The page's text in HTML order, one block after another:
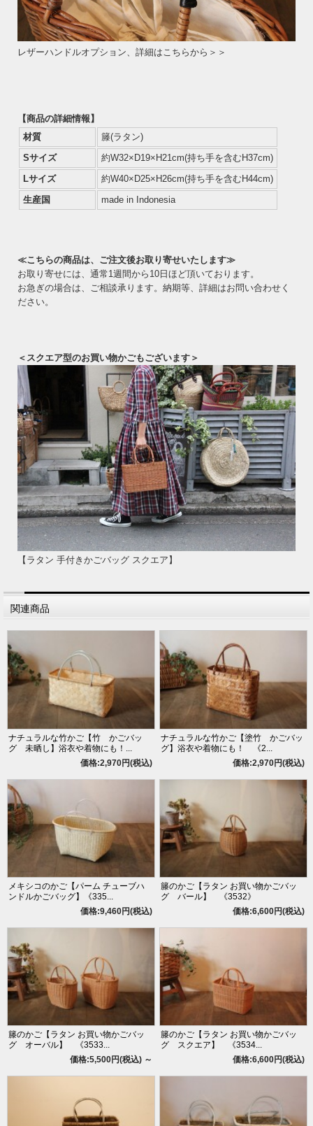
レザーハンドルオプション、詳細はこちらから＞＞
【商品の詳細情報】
材質
籐(ラタン)
Sサイズ
約W32×D19×H21cm(持ち手を含むH37cm)
Lサイズ
約W40×D25×H26cm(持ち手を含むH44cm)
生産国
made in Indonesia
≪こちらの商品は、ご注文後お取り寄せいたします≫
お取り寄せには、通常1週間から10日ほど頂いております。
お急ぎの場合は、ご相談承ります。納期等、詳細はお問い合わせく
ださい。
＜スクエア型のお買い物かごもございます＞
【ラタン 手付きかごバッグ スクエア】
関連商品
ナチュラルな竹かご【竹 かごバッ
グ 未晒し】浴衣や着物にも！...
価格:2,970円(税込)
ナチュラルな竹かご【塗竹 かごバッ
グ】浴衣や着物にも！ 《2...
価格:2,970円(税込)
メキシコのかご【パーム チューブハ
ンドルかごバッグ】《335...
価格:9,460円(税込)
籐のかご【ラタン お買い物かごバッ
グ バール】 《3532》
価格:6,600円(税込)
籐のかご【ラタン お買い物かごバッ
グ オーバル】 《3533...
価格:5,500円(税込) ～
籐のかご【ラタン お買い物かごバッ
グ スクエア】 《3534...
価格:6,600円(税込)